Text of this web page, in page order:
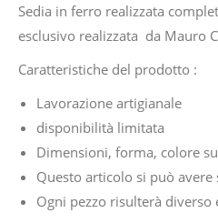
Sedia in ferro realizzata
esclusivo realizzata da Mauro
Caratteristiche del prodotto :
Lavorazione artigianale
disponibilità limitata
Dimensioni, forma, colore
Questo articolo si può avere
Ogni pezzo risulterà